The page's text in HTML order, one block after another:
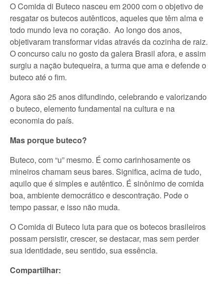
O Comida di Buteco nasceu em 2000 com o objetivo de
resgatar os butecos autênticos, aqueles que têm alma e
todo mundo leva no coração. Ao longo dos anos,
objetivaram transformar vidas através da cozinha de raiz.
O concurso caiu no gosto da galera Brasil afora, e assim
surgiu a nação butequeira, a turma que ama e defende o
buteco até o fim.
Agora são 25 anos difundindo, celebrando e valorizando
o buteco, elemento fundamental na cultura e na
economia do país.
Mas porque buteco?
Buteco, com “u” mesmo. É como carinhosamente os
mineiros chamam seus bares. Significa, acima de tudo,
aquilo que é simples e autêntico. É sinônimo de comida
boa, ambiente democrático e descontração. Pode o
tempo passar, e isso não muda.
O Comida di Buteco luta para que os botecos brasileiros
possam persistir, crescer, se destacar, mas sem perder
sua identidade, seu sentido, sua essência.
Compartilhar: